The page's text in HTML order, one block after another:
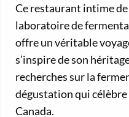
Ce restaurant intime
laboratoire de
offre un véritable
s’inspire de son
recherches sur la
dégustation qui
Canada.